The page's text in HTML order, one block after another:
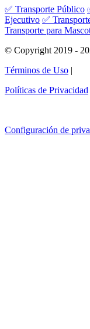
✅ Transporte Público
Ejecutivo ✅
Transporte para
© Copyright 2019 -
Términos de Uso |
Políticas de Privacidad
Configuración de